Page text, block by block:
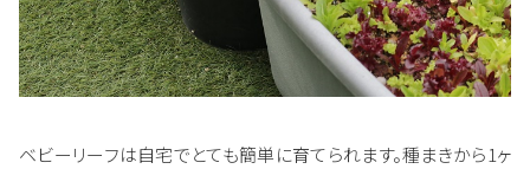
ベビーリーフは自宅でとても簡単に育てられます。種まきから1ヶ